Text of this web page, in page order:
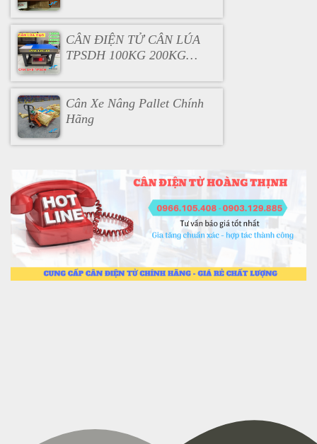
CÂN ĐIỆN TỬ CÂN LÚA
TPSDH 100KG 200KG
Cân Xe Nâng Pallet Chính
Hãng